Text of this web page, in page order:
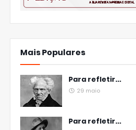
Mais Populares
Para refletir...
29 maio
Para refletir...